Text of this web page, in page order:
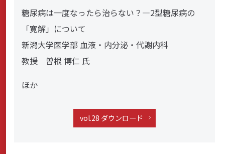
糖尿病は一度なったら治らない？―2型糖尿病の
「寛解」について
新潟大学医学部 血液・内分泌・代謝内科
教授 曽根 博仁 氏
ほか
vol.28 ダウンロード